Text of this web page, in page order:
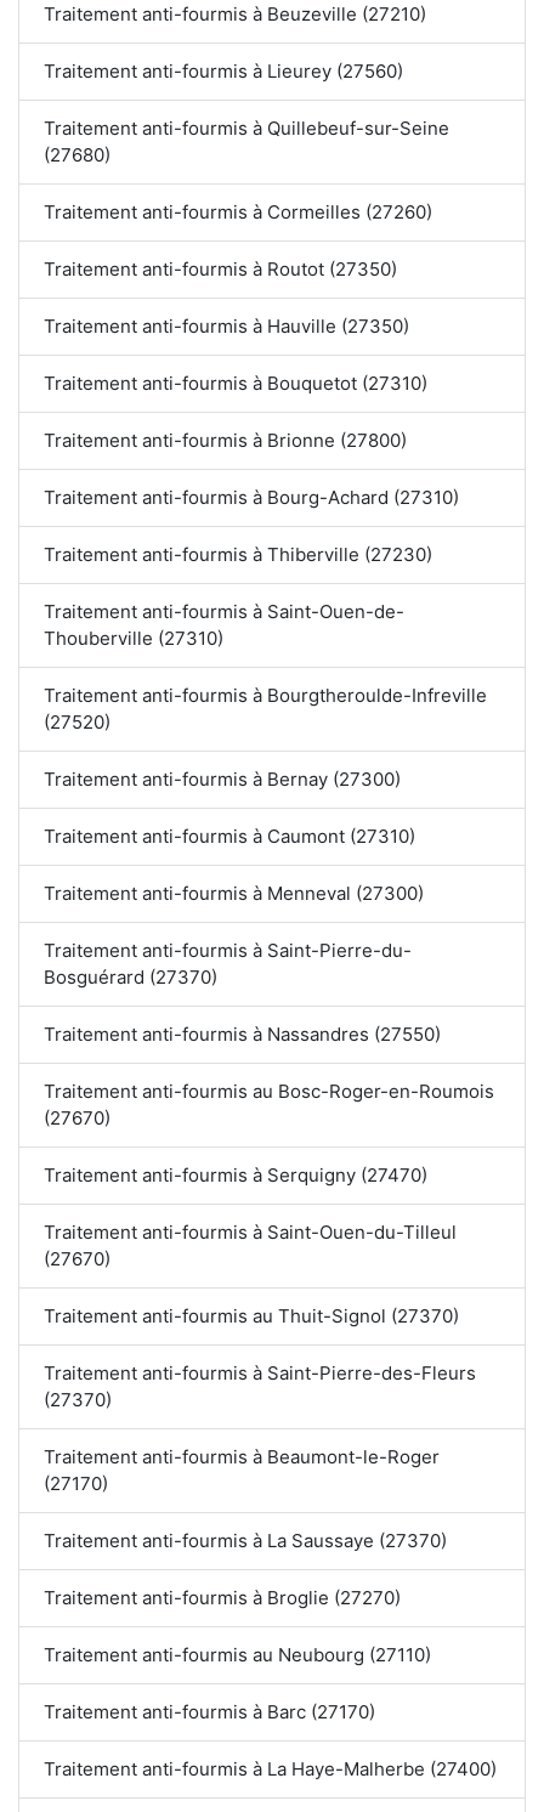
Traitement anti-fourmis à Beuzeville (27210)
Traitement anti-fourmis à Lieurey (27560)
Traitement anti-fourmis à Quillebeuf-sur-Seine
(27680)
Traitement anti-fourmis à Cormeilles (27260)
Traitement anti-fourmis à Routot (27350)
Traitement anti-fourmis à Hauville (27350)
Traitement anti-fourmis à Bouquetot (27310)
Traitement anti-fourmis à Brionne (27800)
Traitement anti-fourmis à Bourg-Achard (27310)
Traitement anti-fourmis à Thiberville (27230)
Traitement anti-fourmis à Saint-Ouen-de-
Thouberville (27310)
Traitement anti-fourmis à Bourgtheroulde-Infreville
(27520)
Traitement anti-fourmis à Bernay (27300)
Traitement anti-fourmis à Caumont (27310)
Traitement anti-fourmis à Menneval (27300)
Traitement anti-fourmis à Saint-Pierre-du-
Bosguérard (27370)
Traitement anti-fourmis à Nassandres (27550)
Traitement anti-fourmis au Bosc-Roger-en-Roumois
(27670)
Traitement anti-fourmis à Serquigny (27470)
Traitement anti-fourmis à Saint-Ouen-du-Tilleul
(27670)
Traitement anti-fourmis au Thuit-Signol (27370)
Traitement anti-fourmis à Saint-Pierre-des-Fleurs
(27370)
Traitement anti-fourmis à Beaumont-le-Roger
(27170)
Traitement anti-fourmis à La Saussaye (27370)
Traitement anti-fourmis à Broglie (27270)
Traitement anti-fourmis au Neubourg (27110)
Traitement anti-fourmis à Barc (27170)
Traitement anti-fourmis à La Haye-Malherbe (27400)